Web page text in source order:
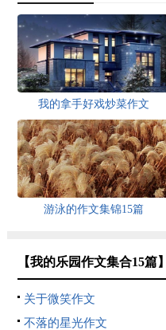
我的拿手好戏炒菜作文
游泳的作文集锦15篇
【我的乐园作文集合15篇
关于微笑作文
不落的星光作文